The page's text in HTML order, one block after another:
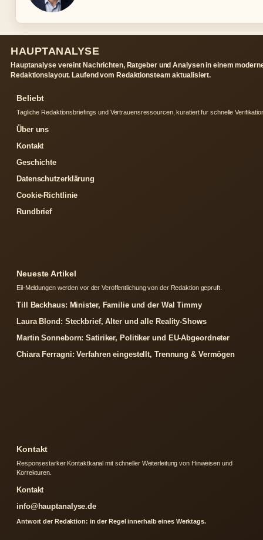
HAUPTANALYSE
Hauptanalyse vereint Nachrichten, Ratgeber und Analysen in einem
Redaktionslayout. Laufend vom Redaktionsteam aktualisiert.
Beliebt
Tagliche Redaktionsbriefings und Vertrauensressourcen, kuratiert fur schnelle
Über uns
Kontakt
Geschichte
Datenschutzerklärung
Cookie-Richtlinie
Rundbrief
Neueste Artikel
Eil-Meldungen werden vor der Veroffentlichung von der Redaktion gepruft.
Till Backhaus: Minister, Familie und der Wal Timmy
Laura Blond: Steckbrief, Alter und alle Reality-Shows
Martin Sonneborn: Satiriker, Politiker und EU-Abgeordneter
Chiara Ferragni: Verfahren eingestellt, Trennung & Vermögen
Kontakt
Responsestarker Kontaktkanal mit schneller Weiterleitung von Hinweisen und
Korrekturen.
Kontakt
info@hauptanalyse.de
Antwort der Redaktion: in der Regel innerhalb eines Werktags.